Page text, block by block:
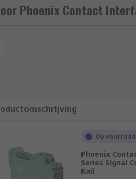
Phoenix Contact
Op voorraad
Phoenix
Series Signal
Rail